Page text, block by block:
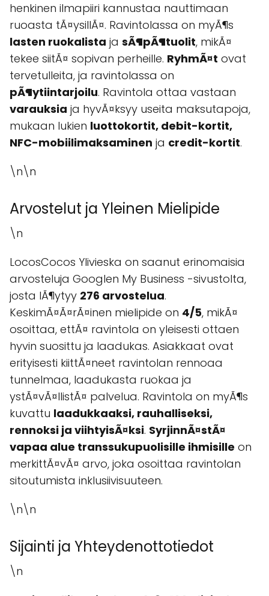
henkinen ilmapiiri kannustaa nauttimaan
ruoasta tÃ¤ysillÃ¤. Ravintolassa on myÃ¶s
lasten ruokalista ja sÃ¶pÃ¶tuolit, mikÃ¤
tekee siitÃ¤ sopivan perheille. RyhmÃ¤t ovat
tervetulleita, ja ravintolassa on
pÃ¶ytiintarjoilu. Ravintola ottaa vastaan
varauksia ja hyvÃ¤ksyy useita maksutapoja,
mukaan lukien luottokortit, debit-kortit,
NFC-mobiilimaksaminen ja credit-kortit.
\n\n
Arvostelut ja Yleinen Mielipide
\n
LocosCocos Ylivieska on saanut erinomaisia
arvosteluja Googlen My Business -sivustolta,
josta lÃ¶ytyy 276 arvostelua.
KeskimÃ¤Ã¤rÃ¤inen mielipide on 4/5, mikÃ¤
osoittaa, ettÃ¤ ravintola on yleisesti ottaen
hyvin suosittu ja laadukas. Asiakkaat ovat
erityisesti kiittÃ¤neet ravintolan rennoaa
tunnelmaa, laadukasta ruokaa ja
ystÃ¤vÃ¤llistÃ¤ palvelua. Ravintola on myÃ¶s
kuvattu laadukkaaksi, rauhalliseksi,
rennoksi ja viihtyisÃ¤ksi. SyrjinnÃ¤stÃ¤
vapaa alue transsukupuolisille ihmisille on
merkittÃ¤vÃ¤ arvo, joka osoittaa ravintolan
sitoutumista inklusiivisuuteen.
\n\n
Sijainti ja Yhteydenottotiedot
\n